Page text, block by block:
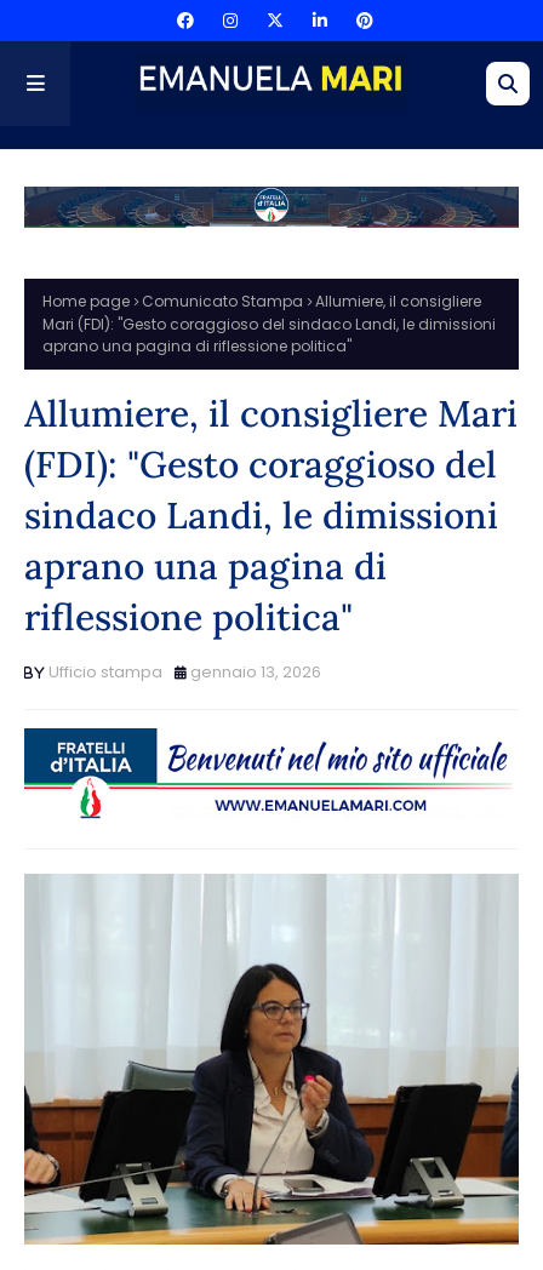
Home page Comunicato Stampa
Allumiere, il consigliere
Mari (FDI): "Gesto coraggioso del sindaco Landi, le dimissioni
aprano una pagina di riflessione politica"
Allumiere, il consigliere Mari
(FDI): "Gesto coraggioso del
sindaco Landi, le dimissioni
aprano una pagina di
riflessione politica"
Ufficio stampa gennaio 13, 2026